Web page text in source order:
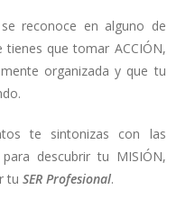
reconoce en alguno de
que tomar ACCIÓN,
organizada y que tu
te sintonizas con las
descubrir tu MISIÓN,
tuSER Profesional.